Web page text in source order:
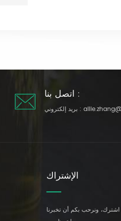
اتصل بنا :
بريد إلكتروني :
الإشتراك
ونرحب بكم أن تخبرنا